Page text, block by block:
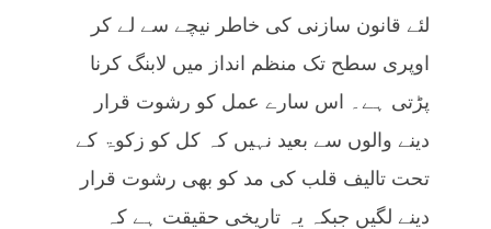
لئے قانون سازنی کی خاطر نیچے سے لے کر
اوپری سطح تک منظم انداز میں لابنگ کرنا
پڑتی ہے۔ اس سارے عمل کو رشوت قرار
دینے والوں سے بعید نہیں کہ کل کو زکوۃ کے
تحت تالیف قلب کی مد کو بھی رشوت قرار
دینے لگیں جبکہ یہ تاریخی حقیقت ہے کہ